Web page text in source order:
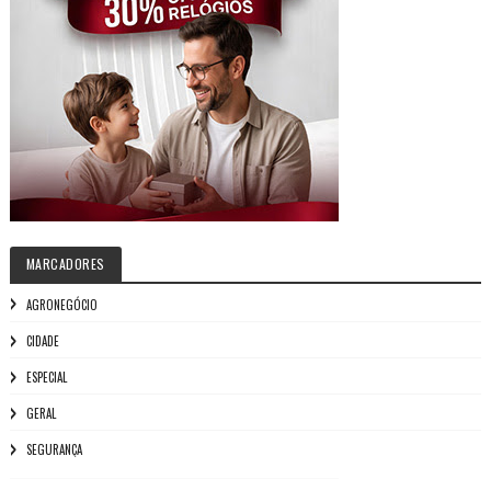
MARCADORES
AGRONEGÓCIO
CIDADE
ESPECIAL
GERAL
SEGURANÇA